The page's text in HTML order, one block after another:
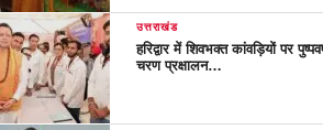
उत्तराखंड
हरिद्वार में शिवभक्त कांवड़ियों पर
चरण प्रक्षालन…